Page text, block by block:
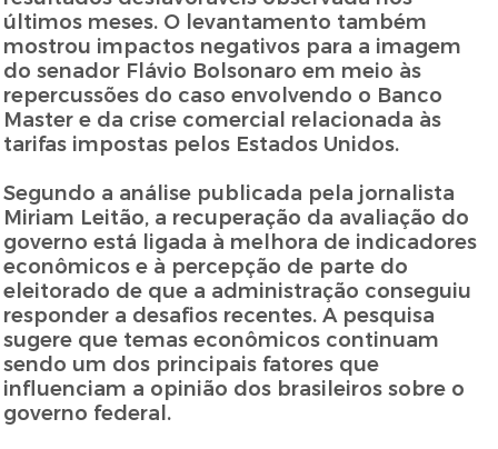
últimos meses. O levantamento também
mostrou impactos negativos para a imagem
do senador Flávio Bolsonaro em meio às
repercussões do caso envolvendo o Banco
Master e da crise comercial relacionada às
tarifas impostas pelos Estados Unidos.
Segundo a análise publicada pela jornalista
Miriam Leitão, a recuperação da avaliação do
governo está ligada à melhora de indicadores
econômicos e à percepção de parte do
eleitorado de que a administração conseguiu
responder a desafios recentes. A pesquisa
sugere que temas econômicos continuam
sendo um dos principais fatores que
influenciam a opinião dos brasileiros sobre o
governo federal.